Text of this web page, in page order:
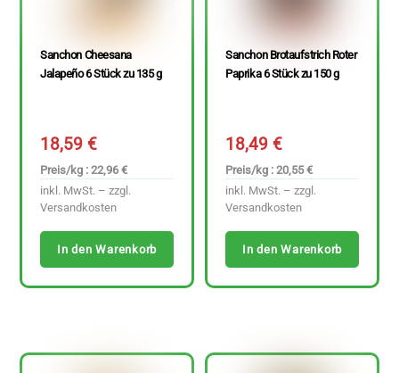
Sanchon Cheesana
Jalapeño 6 Stück zu 135 g
18,59€
Preis/kg : 22,96 €
inkl. MwSt. – zzgl.
Versandkosten
In den Warenkorb
Sanchon Brotaufstrich Roter
Paprika 6 Stück zu 150 g
18,49€
Preis/kg : 20,55 €
inkl. MwSt. – zzgl.
Versandkosten
In den Warenkorb